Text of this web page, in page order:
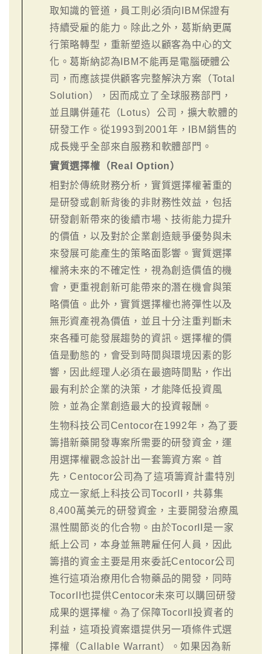
取知識的管道，員工則必須向IBM保證有
持續受雇的能力。除此之外，葛斯納更厲
行策略轉型，重新塑造以顧客為中心的文
化。葛斯納認為IBM不能再是電腦硬體公
司，而應該提供顧客完整解決方案（Total
Solution），因而成立了全球服務部門，
並且購併蓮花（Lotus）公司，擴大軟體的
研發工作。從1993到2001年，IBM銷售的
成長幾乎全部來自服務和軟體部門。
實質選擇權（Real Option）
相對於傳統財務分析，實質選擇權著重的
是研發或創新背後的非財務性效益，包括
研發創新帶來的後續市場、技術能力提升
的價值，以及對於企業創造競爭優勢與未
來發展可能產生的策略面影響。實質選擇
權將未來的不確定性，視為創造價值的機
會，更重視創新可能帶來的潛在機會與策
略價值。此外，實質選擇權也將彈性以及
無形資產視為價值，並且十分注重判斷未
來各種可能發展趨勢的資訊。選擇權的價
值是動態的，會受到時間與環境因素的影
響，因此經理人必須在最適時間點，作出
最有利於企業的決策，才能降低投資風
險，並為企業創造最大的投資報酬。
生物科技公司Centocor在1992年，為了要
籌措新藥開發專案所需要的研發資金，運
用選擇權觀念設計出一套籌資方案。首
先，Centocor公司為了這項籌資計畫特別
成立一家紙上科技公司TocorII，共募集
8,400萬美元的研發資金，主要開發治療風
濕性關節炎的化合物。由於TocorII是一家
紙上公司，本身並無聘雇任何人員，因此
籌措的資金主要是用來委託Centocor公司
進行這項治療用化合物藥品的開發，同時
TocorII也提供Centocor未來可以購回研發
成果的選擇權。為了保障TocorII投資者的
利益，這項投資案還提供另一項條件式選
擇權（Callable Warrant）。如果因為新